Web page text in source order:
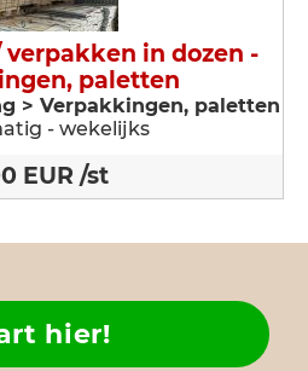
in dozen -
paletten
> Verpakkingen, paletten
- wekelijks
EUR /st
hier!